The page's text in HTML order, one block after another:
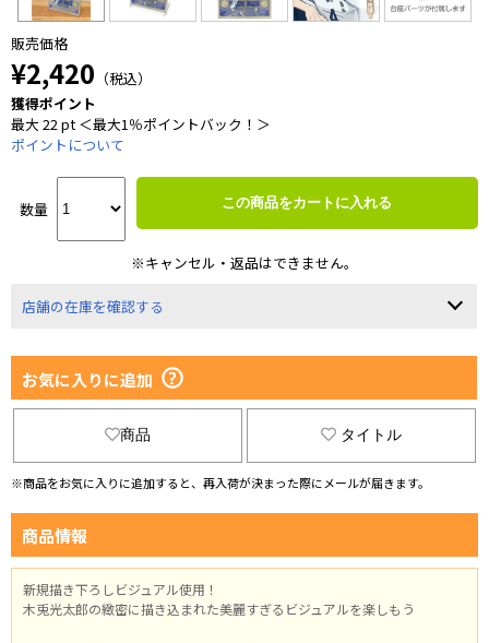
販売価格
¥2,420 （税込）
獲得ポイント
最大 22 pt ＜最大1％ポイントバック！＞
ポイントについて
数量 この商品をカートに入れる
※キャンセル・返品はできません。
店舗の在庫を確認する
お気に入りに追加
商品 タイトル
※商品をお気に入りに追加すると、再入荷が決まった際にメールが届きます。
商品情報
新規描き下ろしビジュアル使用！
木兎光太郎の緻密に描き込まれた美麗すぎるビジュアルを楽しもう